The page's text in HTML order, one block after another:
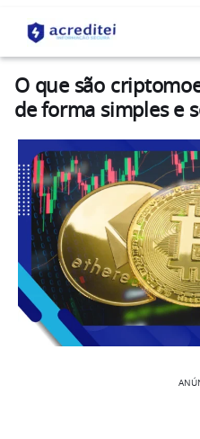
O que são
de forma simples e